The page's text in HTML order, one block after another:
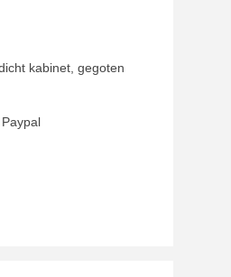
kabinet, gegoten